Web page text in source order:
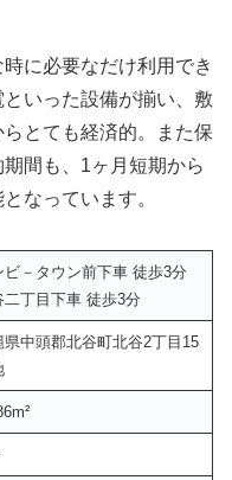
に必要なだけ利用でき
いった設備が揃い、敷
とても経済的。また保
間も、1ヶ月短期から
なっています。
ビ－タウン前下車 徒歩3分
二丁目下車 徒歩3分
県中頭郡北谷町北谷2丁目15